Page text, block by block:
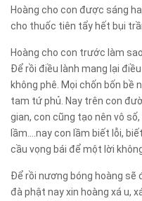
Hoàng cho con được sáng
cho thuốc tiên tẩy hết bụi
Hoàng cho con trước làm
Để rồi điều lành mang lại
không phê. Mọi chốn bốn
tam tứ phủ. Nay trên con
gian, con cũng tạo nên vô
lầm....nay con lầm biết lỗi,
cầu vọng bái để một lời
Để rồi nương bóng hoàng sẽ
đà phật nay xin hoàng xá u,